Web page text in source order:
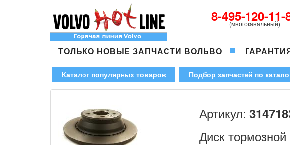
8-495-120-11-
(многоканальный)
ТОЛЬКО НОВЫЕ ЗАПЧАСТИ ВОЛЬВО
Каталог популярных товаров Подбор запчастей по
Артикул:
Диск